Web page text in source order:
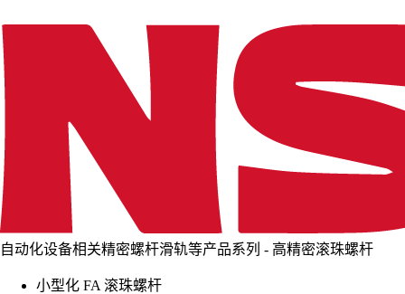
自动化设备相关精密螺杆滑轨等产品系列 - 高精密滚珠螺杆
小型化 FA 滚珠螺杆